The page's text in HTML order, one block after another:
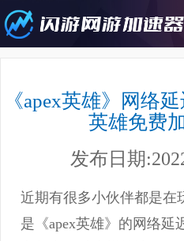
雄》网络延迟高怎么办？APEX英雄
免费加速器下载
《apex英雄》网络
英雄免费
发布日期
近期有很多小伙伴都是在
是《apex英雄》的网络延